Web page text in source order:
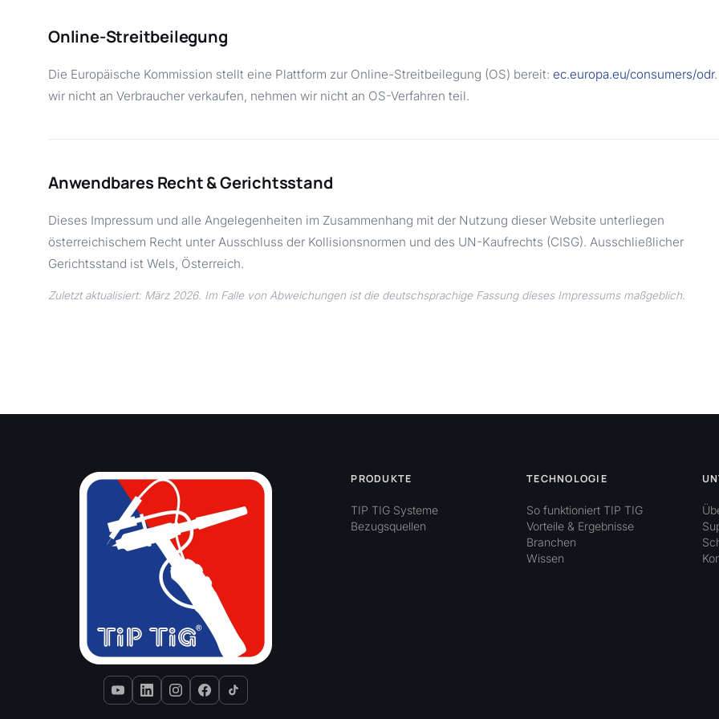
Online-Streitbeilegung
Die Europäische Kommission stellt eine Plattform zur Online-Streitbeilegung (OS) bereit: ec.europa.eu/consumers/odr
wir nicht an Verbraucher verkaufen, nehmen wir nicht an OS-Verfahren teil.
Anwendbares Recht & Gerichtsstand
Dieses Impressum und alle Angelegenheiten im Zusammenhang mit der Nutzung dieser Website unterliegen
österreichischem Recht unter Ausschluss der Kollisionsnormen und des UN-Kaufrechts (CISG). Ausschließlicher
Gerichtsstand ist Wels, Österreich.
Zuletzt aktualisiert: März 2026. Im Falle von Abweichungen ist die deutschsprachige Fassung dieses Impressums maßgeblich.
PRODUKTE
TIP TIG Systeme
Bezugsquellen
TECHNOLOGIE
So funktioniert TIP TIG
Vorteile & Ergebnisse
Branchen
Wissen